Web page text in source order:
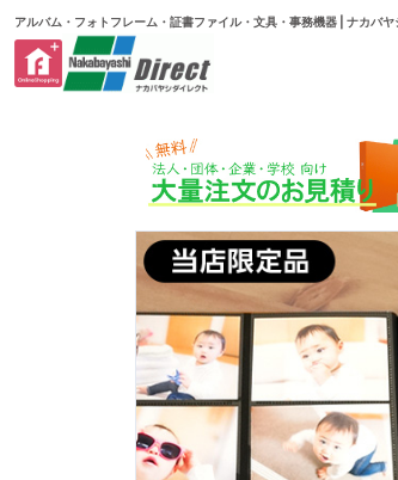
アルバム・フォトフレーム・証書ファイル・文具・事務機器 | ナカバ